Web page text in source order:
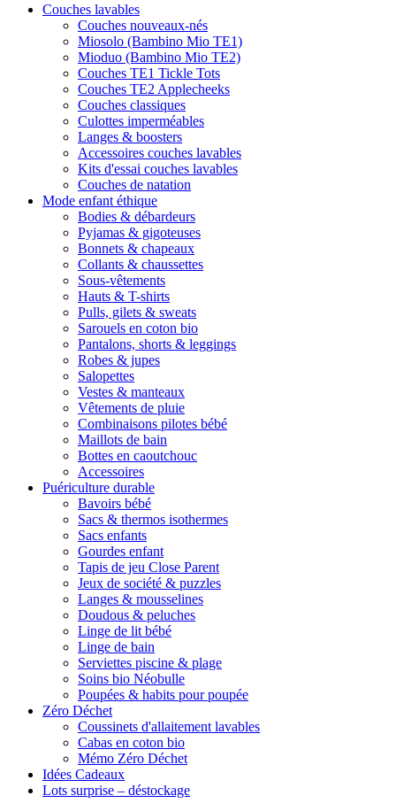
Couches lavables
Couches nouveaux-nés
Miosolo (Bambino Mio TE1)
Mioduo (Bambino Mio TE2)
Couches TE1 Tickle Tots
Couches TE2 Applecheeks
Couches classiques
Culottes imperméables
Langes & boosters
Accessoires couches lavables
Kits d'essai couches lavables
Couches de natation
Mode enfant éthique
Bodies & débardeurs
Pyjamas & gigoteuses
Bonnets & chapeaux
Collants & chaussettes
Sous-vêtements
Hauts & T-shirts
Pulls, gilets & sweats
Sarouels en coton bio
Pantalons, shorts & leggings
Robes & jupes
Salopettes
Vestes & manteaux
Vêtements de pluie
Combinaisons pilotes bébé
Maillots de bain
Bottes en caoutchouc
Accessoires
Puériculture durable
Bavoirs bébé
Sacs & thermos isothermes
Sacs enfants
Gourdes enfant
Tapis de jeu Close Parent
Jeux de société & puzzles
Langes & mousselines
Doudous & peluches
Linge de lit bébé
Linge de bain
Serviettes piscine & plage
Soins bio Néobulle
Poupées & habits pour poupée
Zéro Déchet
Coussinets d'allaitement lavables
Cabas en coton bio
Mémo Zéro Déchet
Idées Cadeaux
Lots surprise – déstockage